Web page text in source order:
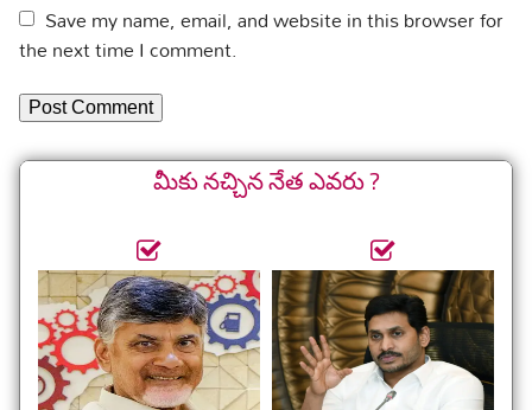
Save my name, email, and website in this browser for
the next time I comment.
మీకు నచ్చిన నేత ఎవరు ?